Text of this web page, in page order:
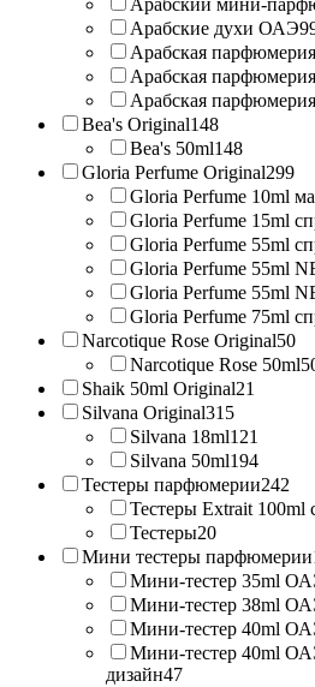
Арабский мини-
Арабские духи ОАЭ
Арабская
Арабская
Арабская
Bea's Original148
Bea's 50ml148
Gloria Perfume Original299
Gloria Perfume 10ml
Gloria Perfume 15ml
Gloria Perfume 55ml
Gloria Perfume 55ml
Gloria Perfume 55ml
Gloria Perfume 75ml
Narcotique Rose Original50
Narcotique Rose 50ml
Shaik 50ml Original21
Silvana Original315
Silvana 18ml121
Silvana 50ml194
Тестеры парфюмерии242
Тестеры Extrait 100ml
Тестеры20
Мини тестеры парфюмерии
Мини-тестер 35ml
Мини-тестер 38ml
Мини-тестер 40ml
Мини-тестер 40ml
дизайн47